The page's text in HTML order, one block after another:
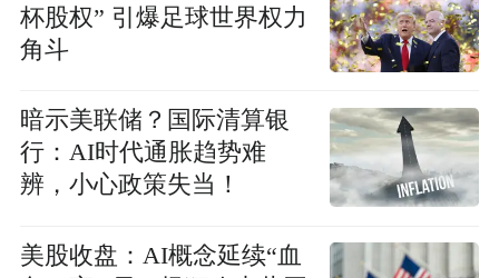
杯股权” 引爆足球世界权力
角斗
暗示美联储？国际清算银
行：AI时代通胀趋势难
辨，小心政策失当！
美股收盘：AI概念延续“血